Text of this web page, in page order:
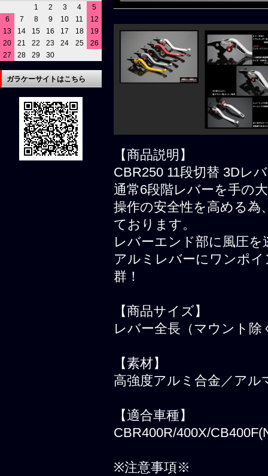
【商品説明】
CBR250 11段切替 3Dレ
通常6段階レバーを手の
操作の安全性を高める為
ております。
レバーエンド部に風圧
アルミレバーにワンポ
群！
【商品サイズ】
レバー全長（マウント除
【素材】
高強度アルミ合金／アル
【適合車種】
CBR400R/400X/
※注意事項※
1 2 3 4
5
6
7 8 9 10 11
12
13
14 15 16 17 18
19
20
21 22 23 24 25
26
27
28 29 30
ガラケーサイトはこちら